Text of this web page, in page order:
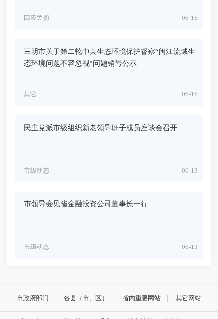
06-16
回应关切
三明市关于第二轮中央生态环境保护督察“闽江流域生
态环境问题不容忽视”问题销号公示
06-16
其它
民主党派市级组织新老领导班子成员座谈会召开
06-13
市级动态
市领导会见省金融投资公司董事长一行
06-13
市级动态
市政府部门 各县（市、区） 省内重要网站 其它网站